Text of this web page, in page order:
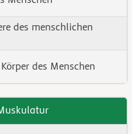
des menschlichen
des Menschen